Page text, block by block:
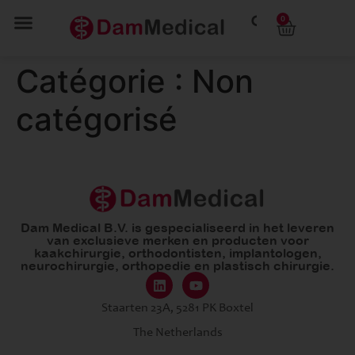
0
Catégorie : Non
catégorisé
Dam Medical B.V. is gespecialiseerd in het leveren
van exclusieve merken en producten voor
kaakchirurgie, orthodontisten, implantologen,
neurochirurgie, orthopedie en plastisch chirurgie.
Staarten 23A, 5281 PK Boxtel
The Netherlands